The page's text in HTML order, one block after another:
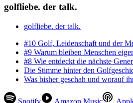
golfliebe. der talk.
golfliebe. der talk.
#10 Golf, Leidenschaft und der
#9 Warum bleiben Menschen
#8 Wie entdeckt die nächste
Die Stimme hinter den
Was bisher geschah und worauf
Spotify Amazon Music